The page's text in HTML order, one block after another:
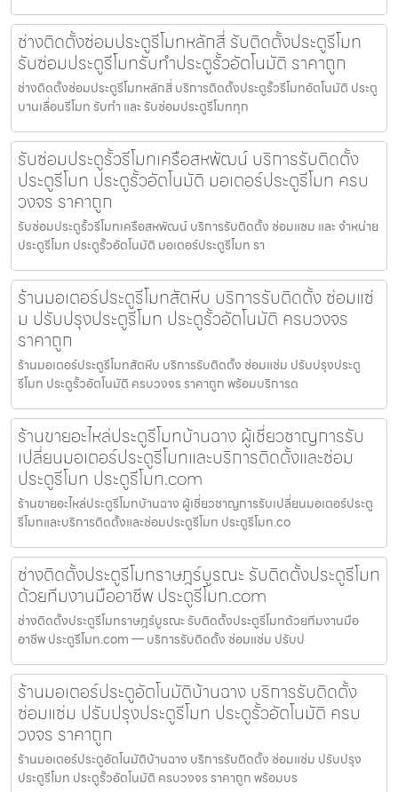
ช่างติดตั้งซ่อมประตูรีโมทหลักสี่ รับติดตั้งประตูรีโมท
รับซ่อมประตูรีโมทรับทำประตูรั้วอัตโนมัติ ราคาถูก
ช่างติดตั้งซ่อมประตูรีโมทหลักสี่ บริการติดตั้งประตูรั้วรีโมทอัตโนมัติ ประตู
บานเลื่อนรีโมท รับทำ และ รับซ่อมประตูรีโมททุก
รับซ่อมประตูรั้วรีโมทเครือสหพัฒน์ บริการรับติดตั้ง
ประตูรีโมท ประตูรั้วอัตโนมัติ มอเตอร์ประตูรีโมท ครบ
วงจร ราคาถูก
รับซ่อมประตูรั้วรีโมทเครือสหพัฒน์ บริการรับติดตั้ง ซ่อมแซม และ จำหน่าย
ประตูรีโมท ประตูรั้วอัตโนมัติ มอเตอร์ประตูรีโมท รา
ร้านมอเตอร์ประตูรีโมทสัตหีบ บริการรับติดตั้ง ซ่อมแซ่
ม ปรับปรุงประตูรีโมท ประตูรั้วอัตโนมัติ ครบวงจร
ราคาถูก
ร้านมอเตอร์ประตูรีโมทสัตหีบ บริการรับติดตั้ง ซ่อมแซ่ม ปรับปรุงประตู
รีโมท ประตูรั้วอัตโนมัติ ครบวงจร ราคาถูก พร้อมบริการด
ร้านขายอะไหล่ประตูรีโมทบ้านฉาง ผู้เชี่ยวชาญการรับ
เปลี่ยนมอเตอร์ประตูรีโมทและบริการติดตั้งและซ่อม
ประตูรีโมท ประตูรีโมท.com
ร้านขายอะไหล่ประตูรีโมทบ้านฉาง ผู้เชี่ยวชาญการรับเปลี่ยนมอเตอร์ประตู
รีโมทและบริการติดตั้งและซ่อมประตูรีโมท ประตูรีโมท.co
ช่างติดตั้งประตูรีโมทราษฎร์บูรณะ รับติดตั้งประตูรีโมท
ด้วยทีมงานมืออาชีพ ประตูรีโมท.com
ช่างติดตั้งประตูรีโมทราษฎร์บูรณะ รับติดตั้งประตูรีโมทด้วยทีมงานมือ
อาชีพ ประตูรีโมท.com — บริการรับติดตั้ง ซ่อมแซ่ม ปรับป
ร้านมอเตอร์ประตูอัตโนมัติบ้านฉาง บริการรับติดตั้ง
ซ่อมแซ่ม ปรับปรุงประตูรีโมท ประตูรั้วอัตโนมัติ ครบ
วงจร ราคาถูก
ร้านมอเตอร์ประตูอัตโนมัติบ้านฉาง บริการรับติดตั้ง ซ่อมแซ่ม ปรับปรุง
ประตูรีโมท ประตูรั้วอัตโนมัติ ครบวงจร ราคาถูก พร้อมบร